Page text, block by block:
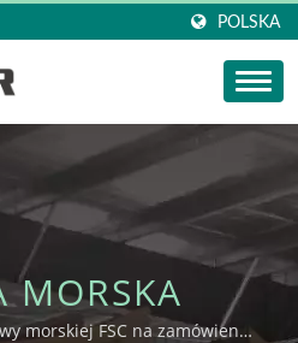
POLSKA
MORSKA
morskiej FSC na zamówienie